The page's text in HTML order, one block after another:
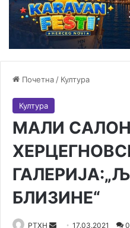
Почетна / Култура
Култура
МАЛИ САЛОН
БЛИЗИНЕ“
РТХН
Send17.03.2021 0